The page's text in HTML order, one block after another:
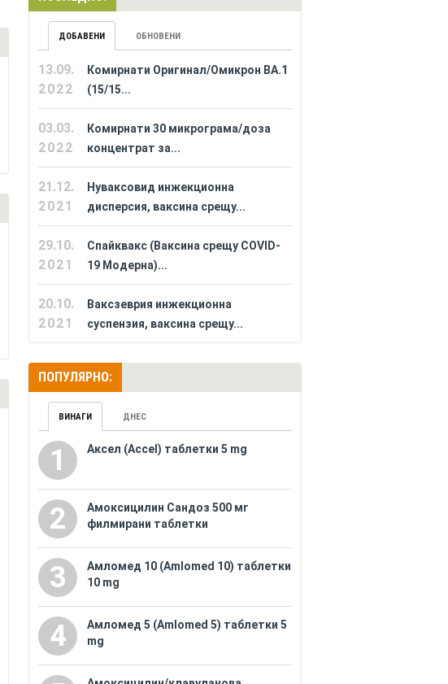
ДОБАВЕНИ ОБНОВЕНИ
13.09.
2022
Комирнати Оригинал/Омикрон BA.1
(15/15...
03.03.
2022
Комирнати 30 микрограма/доза
концентрат за...
21.12.
2021
Нуваксовид инжекционна
дисперсия, ваксина срещу...
29.10.
2021
Спайквакс (Ваксина срещу COVID-
19 Модерна)...
20.10.
2021
Ваксзеврия инжекционна
суспензия, ваксина срещу...
ПОПУЛЯРНО:
ВИНАГИ ДНЕС
1 Аксел (Accel) таблетки 5 mg
2
Амоксицилин Сандоз 500 мг
филмирани таблетки
3
Амломед 10 (Amlomed 10) таблетки
10 mg
4
Амломед 5 (Amlomed 5) таблетки 5
mg